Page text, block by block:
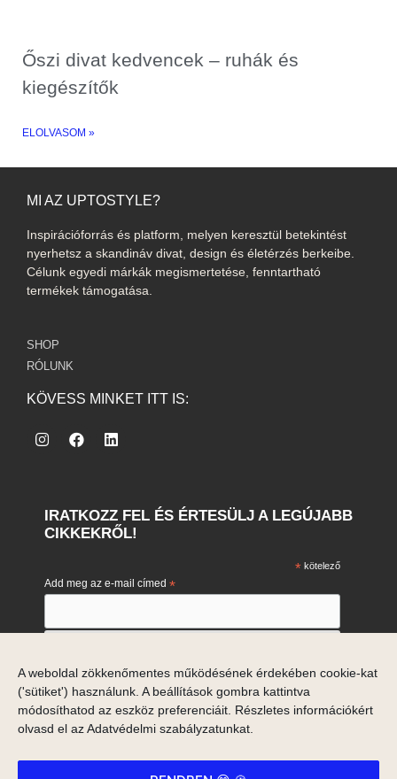
A weboldal zökkenőmentes működésének érdekében cookie-kat
('sütiket') használunk. A beállítások gombra kattintva
módosíthatod az eszköz preferenciáit. Részletes információkért
olvasd el azAdatvédelmi szabályzatunkat
Őszi divat kedvencek – ruhák és
kiegészítők
ELOLVASOM »
MI AZ UPTOSTYLE?
Inspirációforrás és platform, melyen keresztül betekintést
nyerhetsz a skandináv divat, design és életérzés berkeibe.
Célunk egyedi márkák megismertetése, fenntartható
termékek támogatása.
SHOP
RÓLUNK
KÖVESS MINKET ITT IS:
IRATKOZZ FEL ÉS ÉRTESÜLJ A LEGÚJABB
CIKKEKRŐL!
* kötelező
Add meg az e-mail címed *
Engedélyezem
Ha meggondolod magad, akkor a hírlevelek alján tudsz
leiratkozni.
Adataid a Mailchimp marketing platformjával is megosztásra